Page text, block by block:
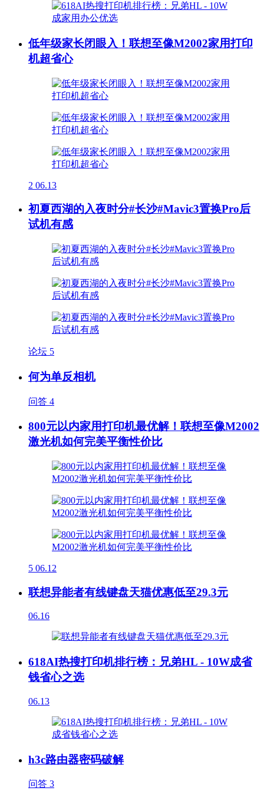
低年级家长闭眼入！联想至像M2002家用打印
机超省心
2 06.13
初夏西湖的入夜时分#长沙#Mavic3置换Pro后
试机有感
论坛 5
何为单反相机
问答 4
800元以内家用打印机最优解！联想至像M2002
激光机如何完美平衡性价比
5 06.12
联想异能者有线键盘天猫优惠低至29.3元
06.16
618AI热搜打印机排行榜：兄弟HL - 10W成省
钱省心之选
06.13
h3c路由器密码破解
问答 3